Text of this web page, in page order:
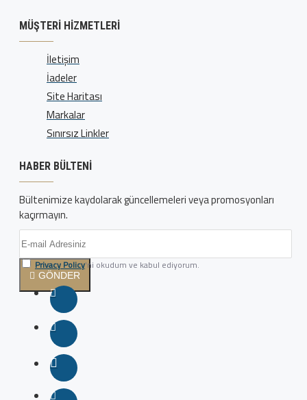
MÜŞTERI HIZMETLERI
İletişim
İadeler
Site Haritası
Markalar
Sınırsız Linkler
HABER BÜLTENI
Bültenimize kaydolarak güncellemeleri veya promosyonları
kaçırmayın.
GÖNDER
Privacy Policy'ni okudum ve kabul ediyorum.